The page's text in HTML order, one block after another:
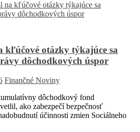
kľúčové otázky týkajúce sa
dôchodkových úspor
Finančné Noviny
dôchodkový fond
ako zabezpečí bezpečnosť
účinnosti zmien Sociálneho